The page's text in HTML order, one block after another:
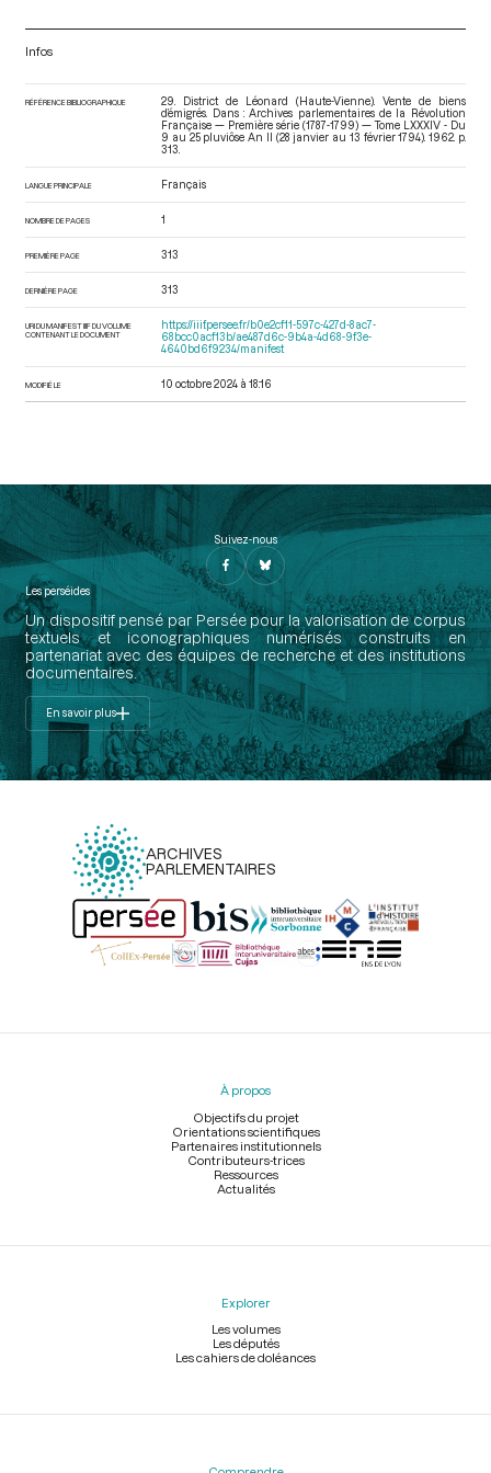
Infos
RÉFÉRENCE BIBLIOGRAPHIQUE
29. District de Léonard (Haute-Vienne). Vente de biens
d’émigrés. Dans : Archives parlementaires de la Révolution
Française — Première série (1787-1799) — Tome LXXXIV - Du
9 au 25 pluviôse An II (28 janvier au 13 février 1794) . 1962. p.
313.
LANGUE PRINCIPALE Français
NOMBRE DE PAGES 1
PREMIÈRE PAGE 313
DERNIÈRE PAGE 313
URI DU MANIFEST IIIF DU VOLUME
CONTENANT LE DOCUMENT
https://iiif.persee.fr/b0e2cf11-597c-427d-8ac7-
68bcc0acf13b/ae487d6c-9b4a-4d68-9f3e-
4640bd6f9234/manifest
MODIFIÉ LE 10 octobre 2024 à 18:16
Suivez-nous
Les perséides
Un dispositif pensé par Persée pour la valorisation de corpus
textuels et iconographiques numérisés construits en
partenariat avec des équipes de recherche et des institutions
documentaires.
En savoir plus
ARCHIVES
PARLEMENTAIRES
Menu
À propos
Objectifs du projet
Orientations scientifiques
Partenaires institutionnels
Contributeurs-trices
Ressources
Actualités
Explorer
Les volumes
Les députés
Les cahiers de doléances